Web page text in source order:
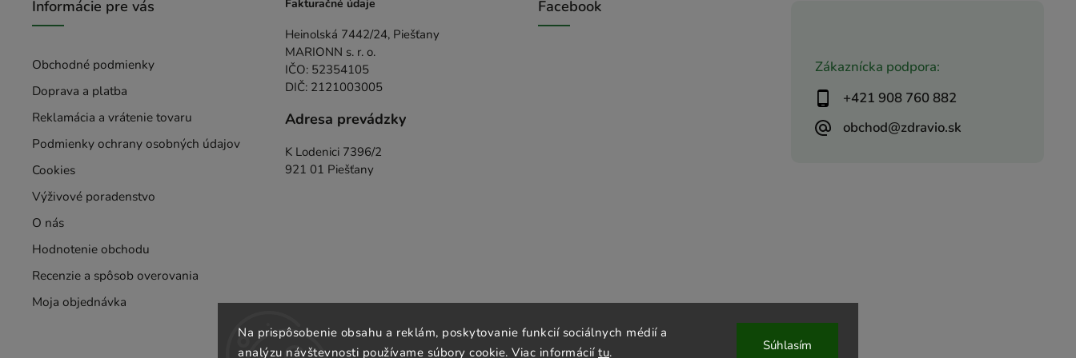
Na prispôsobenie obsahu a reklám, poskytovanie funkcií sociálnych médií a
analýzu návštevnosti používame súbory cookie. Viac informácií tu. Súhlasím
Zákaznícka podpora:
+421 908 760 882
obchod@zdravio.sk
Informácie pre vás
Obchodné podmienky
Doprava a platba
Reklamácia a vrátenie tovaru
Podmienky ochrany osobných údajov
Cookies
Výživové poradenstvo
O nás
Hodnotenie obchodu
Recenzie a spôsob overovania
Moja objednávka
Fakturačné údaje
Heinolská 7442/24, Piešťany
MARIONN s. r. o.
IČO: 52354105
DIČ: 2121003005
Adresa prevádzky
K Lodenici 7396/2
921 01 Piešťany
Facebook